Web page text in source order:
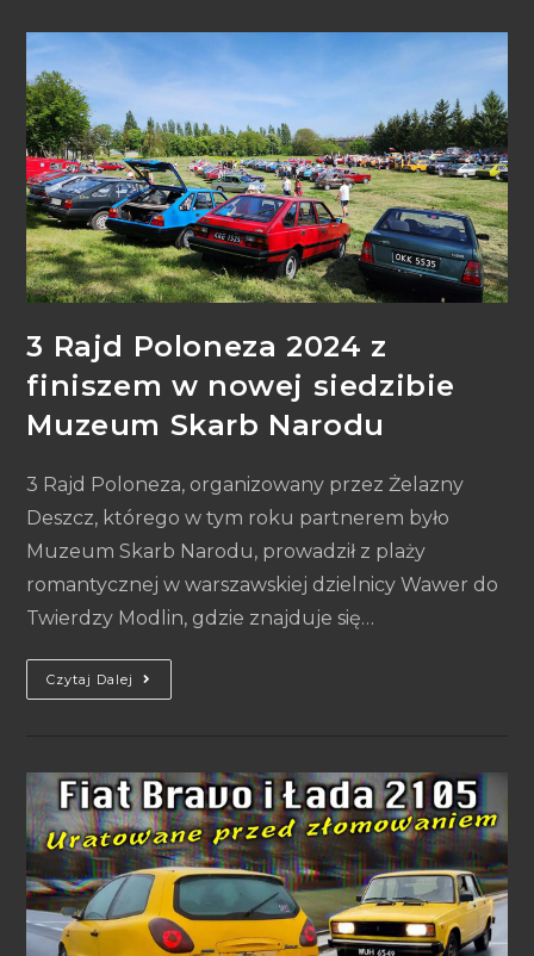
3 Rajd Poloneza 2024 z
finiszem w nowej siedzibie
Muzeum Skarb Narodu
3 Rajd Poloneza, organizowany przez Żelazny
Deszcz, którego w tym roku partnerem było
Muzeum Skarb Narodu, prowadził z plaży
romantycznej w warszawskiej dzielnicy Wawer do
Twierdzy Modlin, gdzie znajduje się…
Czytaj Dalej